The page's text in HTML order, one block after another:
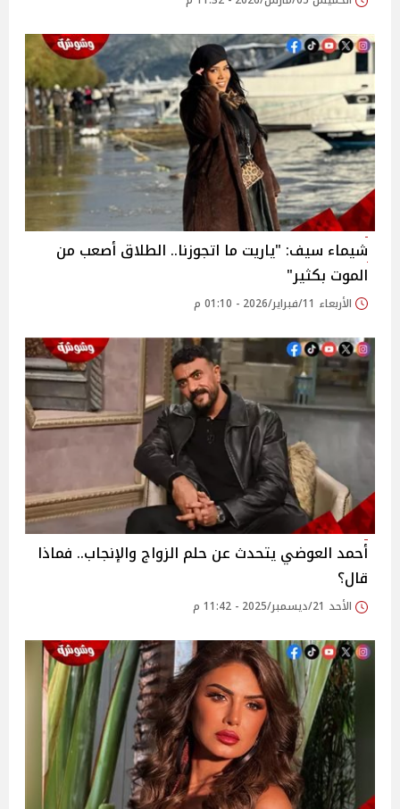
شيماء سيف: "ياريت ما اتجوزنا.. الطلاق أصعب من
الموت بكثير"
الأربعاء 11/فبراير/2026 - 01:10 م
أحمد العوضي يتحدث عن حلم الزواج والإنجاب.. فماذا
قال؟
الأحد 21/ديسمبر/2025 - 11:42 م